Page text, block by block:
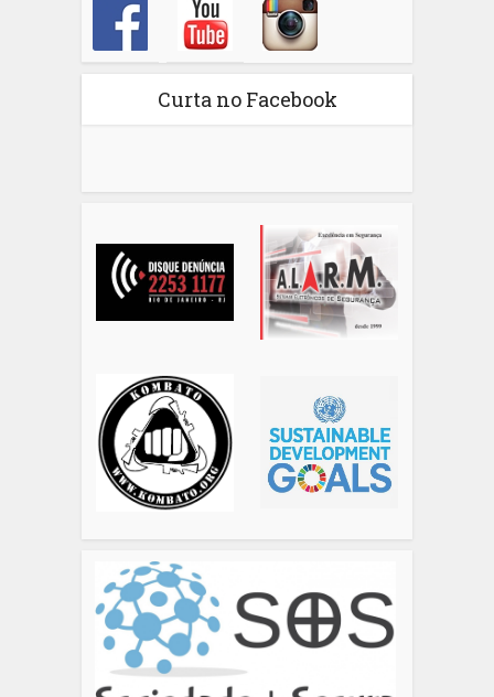
Curta no Facebook